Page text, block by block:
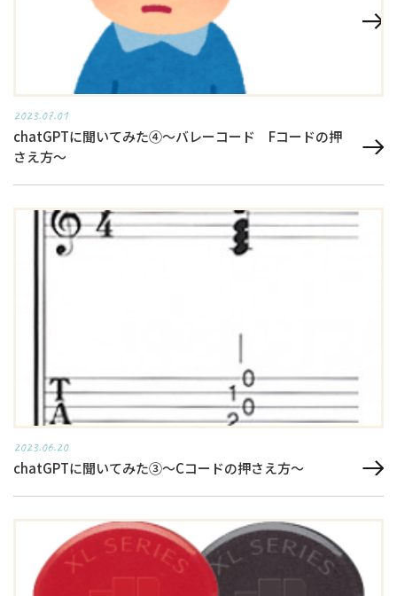
2023.07.01
chatGPTに聞いてみた④～バレーコード Fコードの押
さえ方～
2023.06.20
chatGPTに聞いてみた③～Cコードの押さえ方～